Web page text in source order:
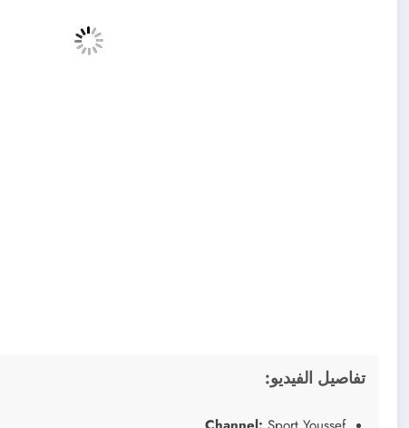
تفاصيل الفيديو: